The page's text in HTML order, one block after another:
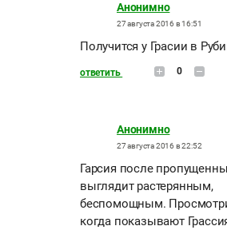
Анонимно
27 августа 2016 в 16:51
Получится у Грасии в
ответить 0
Анонимно
27 августа 2016 в 22:52
Гарсия после
выглядит растерянным,
беспомощным.
когда показывают